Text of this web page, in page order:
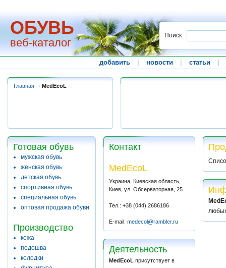
ОБУВЬ
веб-каталог
Поиск
добавить новости статьи
Главная MedEcoL
Готовая обувь
мужская обувь
женская обувь
детская обувь
спортивная обувь
специальная обувь
оптовая продажа обуви
Производство
кожа
подошва
колодки
Контакт
MedEcoL
Украина, Киевская область,
Киев, ул. Обсерваторная, 25
Тел.: +38 (044) 2686186
E-mail: medecol@rambler.ru
Деятельность
MedEcoL присутствует в